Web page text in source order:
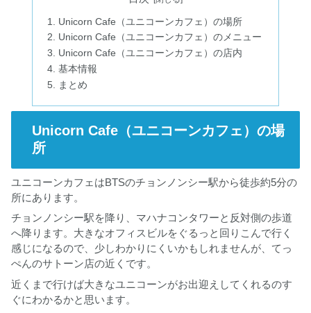
Unicorn Cafe（ユニコーンカフェ）の場所
Unicorn Cafe（ユニコーンカフェ）のメニュー
Unicorn Cafe（ユニコーンカフェ）の店内
基本情報
まとめ
Unicorn Cafe（ユニコーンカフェ）の場
所
ユニコーンカフェはBTSのチョンノンシー駅から徒歩約5分の
所にあります。
チョンノンシー駅を降り、マハナコンタワーと反対側の歩道
へ降ります。大きなオフィスビルをぐるっと回りこんで行く
感じになるので、少しわかりにくいかもしれませんが、てっ
ぺんのサトーン店の近くです。
近くまで行けば大きなユニコーンがお出迎えしてくれるのす
ぐにわかるかと思います。